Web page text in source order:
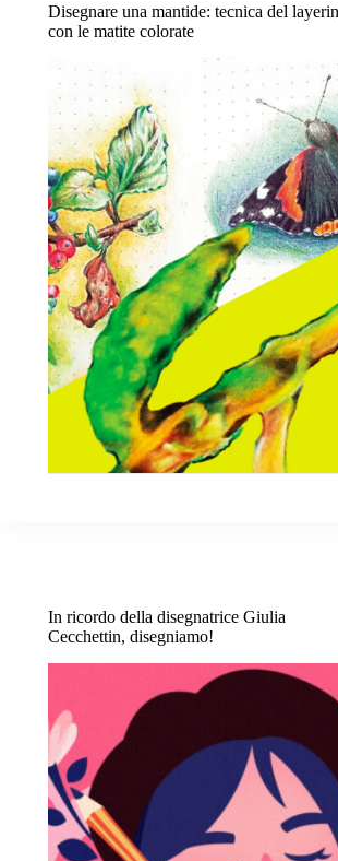
Disegnare una mantide: tecnica del
con le matite colorate
In ricordo della disegnatrice Giulia
Cecchettin, disegniamo!